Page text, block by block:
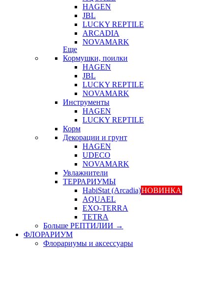
HAGEN
JBL
LUCKY REPTILE
ARCADIA
NOVAMARK
Еще
Кормушки, поилки
HAGEN
JBL
LUCKY REPTILE
NOVAMARK
Инструменты
HAGEN
LUCKY REPTILE
Корм
Декорации и грунт
HAGEN
UDECO
NOVAMARK
Увлажнители
ТЕРРАРИУМЫ
HabiStat (Arcadia)НОВИНКА
AQUAEL
EXO-TERRA
TETRA
Больше РЕПТИЛИИ →
ФЛОРАРИУМ
Флорариумы и аксессуары